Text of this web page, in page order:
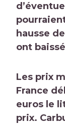
hausse
ont
Les prix
France
euros le
prix.